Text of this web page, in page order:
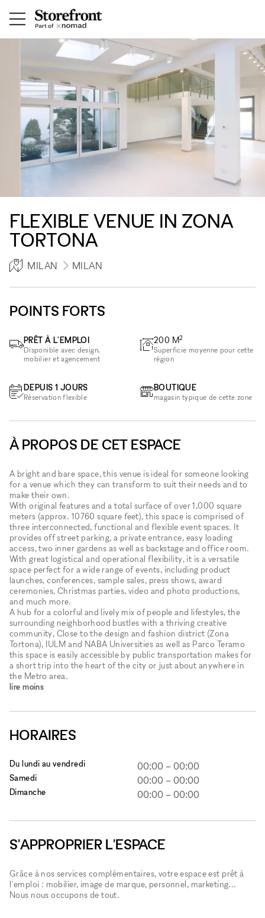
FLEXIBLE VENUE IN ZONA
TORTONA
MILAN MILAN
POINTS FORTS
PRÊT À L'EMPLOI
Disponible avec design,
mobilier et agencement
DEPUIS 1 JOURS
Réservation flexible
200 M2
Superficie moyenne pour cette
région
BOUTIQUE
magasin typique de cette zone
À PROPOS DE CET ESPACE
A bright and bare space, this venue is ideal for someone looking
for a venue which they can transform to suit their needs and to
make their own.
With original features and a total surface of over 1,000 square
meters (approx. 10760 square feet), this space is comprised of
three interconnected, functional and flexible event spaces. It
provides off street parking, a private entrance, easy loading
access, two inner gardens as well as backstage and office room.
With great logistical and operational flexibility, it is a versatile
space perfect for a wide range of events, including product
launches, conferences, sample sales, press shows, award
ceremonies, Christmas parties, video and photo productions,
and much more.
A hub for a colorful and lively mix of people and lifestyles, the
surrounding neighborhood bustles with a thriving creative
community, Close to the design and fashion district (Zona
Tortona), IULM and NABA Universities as well as Parco Teramo
this space is easily accessible by public transportation makes for
a short trip into the heart of the city or just about anywhere in
the Metro area.
lire moins
HORAIRES
Du lundi au vendredi 00:00 – 00:00
Samedi 00:00 – 00:00
Dimanche 00:00 – 00:00
S'APPROPRIER L'ESPACE
Grâce à nos services complémentaires, votre espace est prêt à
l'emploi : mobilier, image de marque, personnel, marketing...
Nous nous occupons de tout.